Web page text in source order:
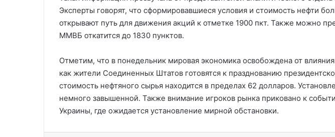
Эксперты говорят, что сформировавшиеся условия и стоимость нефти
открывают путь для движения акций к отметке 1900 пкт. Также можно
ММВБ откатится до 1830 пунктов.
Отметим, что в понедельник мировая экономика освобождена от
как жители Соединенных Штатов готовятся к празднованию
стоимость нефтяного сырья находится в пределах 62 долларов.
немного завышенной. Также внимание игроков рынка приковано к
Украины, где ожидается установление мирной обстановки.
Курсы
Джанет Л.